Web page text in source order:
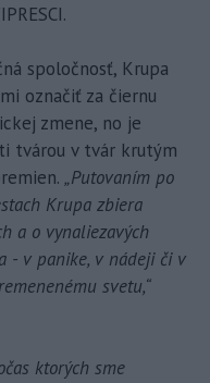
spoločnosť, Krupa
označiť za čiernu
zmene, no je
tvárou v tvár krutým
„Putovaním po
Krupa zbiera
a o vynaliezavých
- v panike, v nádeji či v
svetu,“
ktorých sme